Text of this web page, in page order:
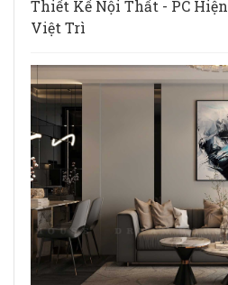
Thiết Kế Nội Thất - PC
Việt Trì